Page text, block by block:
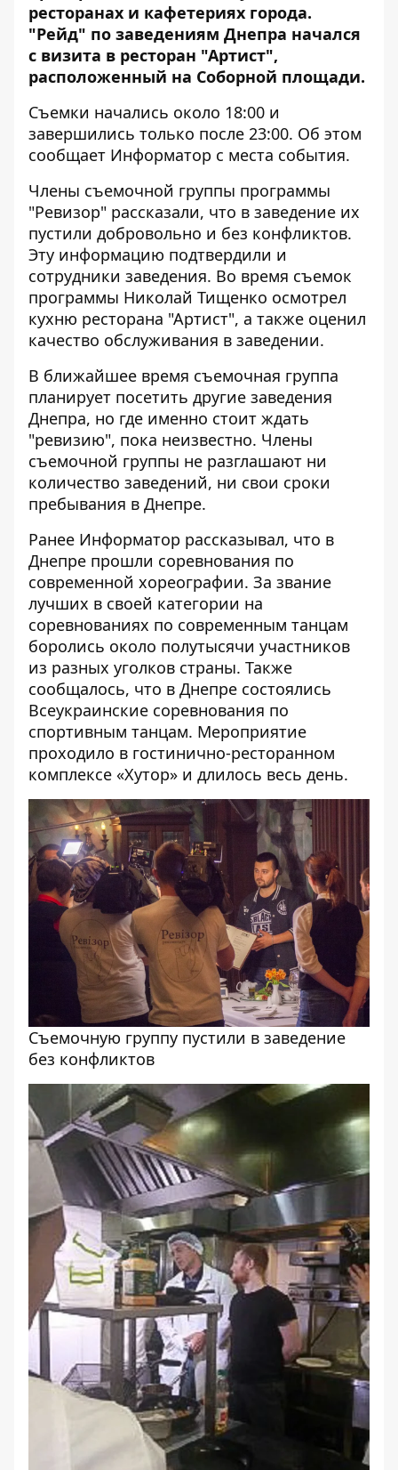
ресторанах и кафетериях города.
"Рейд" по заведениям Днепра начался
с визита в ресторан "Артист",
расположенный на Соборной площади.
Съемки начались около 18:00 и
завершились только после 23:00. Об этом
сообщает Информатор с места события.
Члены съемочной группы программы
"Ревизор" рассказали, что в заведение их
пустили добровольно и без конфликтов.
Эту информацию подтвердили и
сотрудники заведения. Во время съемок
программы Николай Тищенко осмотрел
кухню ресторана "Артист", а также оценил
качество обслуживания в заведении.
В ближайшее время съемочная группа
планирует посетить другие заведения
Днепра, но где именно стоит ждать
"ревизию", пока неизвестно. Члены
съемочной группы не разглашают ни
количество заведений, ни свои сроки
пребывания в Днепре.
Ранее Информатор рассказывал, что в
Днепре прошли соревнования по
современной хореографии. За звание
лучших в своей категории на
соревнованиях по современным танцам
боролись около полутысячи участников
из разных уголков страны. Также
сообщалось, что в Днепре состоялись
Всеукраинские соревнования по
спортивным танцам. Мероприятие
проходило в гостинично-ресторанном
комплексе «Хутор» и длилось весь день.
Съемочную группу пустили в заведение
без конфликтов